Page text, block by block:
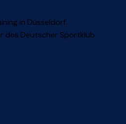
in Düsseldorf.
des Deutscher Sportklub